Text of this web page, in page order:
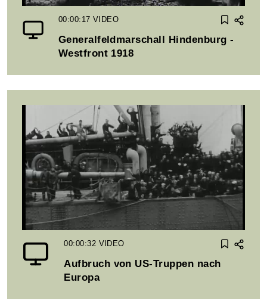
00:00:17VIDEO
Generalfeldmarschall Hindenburg -
Westfront 1918
00:00:32 VIDEO
Aufbruch von US-Truppen nach
Europa